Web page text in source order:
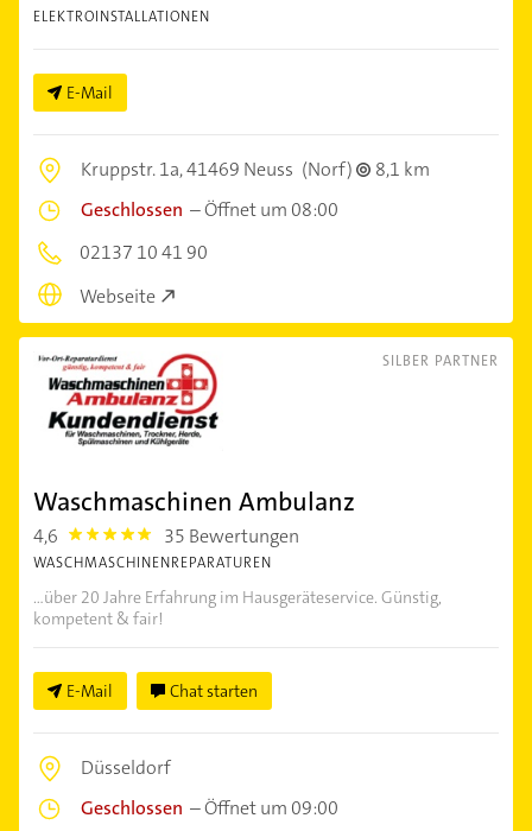
ELEKTROINSTALLATIONEN
E-Mail
Kruppstr. 1a,41469 Neuss (Norf)
8,1 km
Geschlossen –Öffnet um 08:00
02137 10 41 90
Webseite
SILBER PARTNER
Waschmaschinen Ambulanz
4,6 4.6 35 Bewertungen
WASCHMASCHINENREPARATUREN
...über 20 Jahre Erfahrung im Hausgeräteservice. Günstig,
kompetent & fair!
E-Mail Chat starten
Düsseldorf
Geschlossen –Öffnet um 09:00